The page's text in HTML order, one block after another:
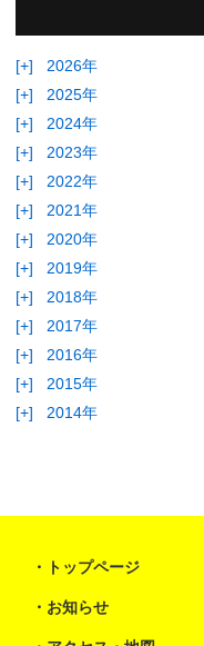
[+]
2026年
[+]
2025年
[+]
2024年
[+]
2023年
[+]
2022年
[+]
2021年
[+]
2020年
[+]
2019年
[+]
2018年
[+]
2017年
[+]
2016年
[+]
2015年
[+]
2014年
トップページ
お知らせ